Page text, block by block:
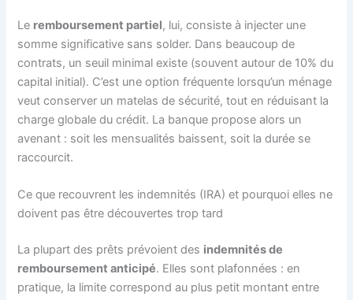
Le remboursement partiel, lui, consiste à injecter une
somme significative sans solder. Dans beaucoup de
contrats, un seuil minimal existe (souvent autour de 10% du
capital initial). C’est une option fréquente lorsqu’un ménage
veut conserver un matelas de sécurité, tout en réduisant la
charge globale du crédit. La banque propose alors un
avenant : soit les mensualités baissent, soit la durée se
raccourcit.
Ce que recouvrent les indemnités (IRA) et pourquoi elles ne
doivent pas être découvertes trop tard
La plupart des prêts prévoient des indemnités de
remboursement anticipé. Elles sont plafonnées : en
pratique, la limite correspond au plus petit montant entre